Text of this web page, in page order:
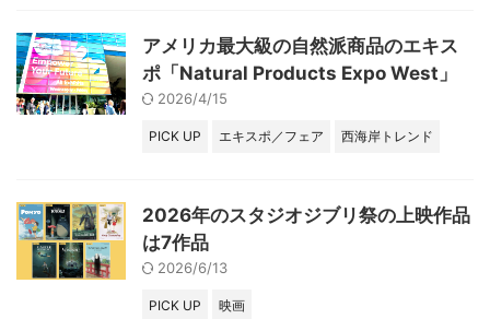
アメリカ最大級の自然派商品のエキス
ポ「Natural Products Expo West」
2026/4/15
PICK UP エキスポ／フェア 西海岸トレンド
2026年のスタジオジブリ祭の上映作品
は7作品
2026/6/13
PICK UP 映画